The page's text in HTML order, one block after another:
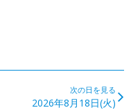
次の日を見る
2026年8月18日(火)